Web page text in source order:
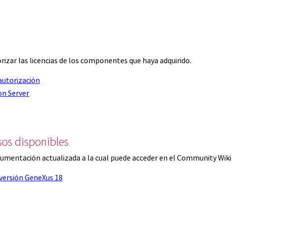
las licencias de los componentes que haya adquirido.
Server
disponibles
actualizada a la cual puede acceder en el Community Wiki
GeneXus 18